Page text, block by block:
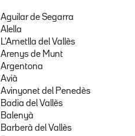
Aguilar de Segarra
Alella
L'Ametlla del Vallès
Arenys de Munt
Argentona
Avià
Avinyonet del Penedès
Badia del Vallès
Balenyà
Barberà del Vallès